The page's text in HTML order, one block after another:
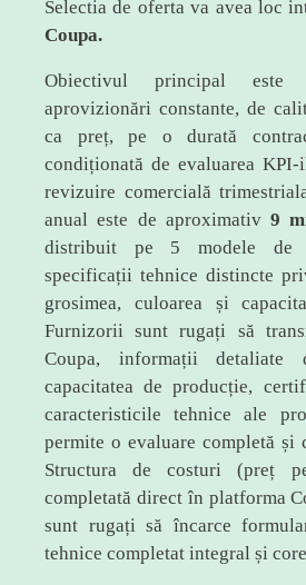
Selectia de oferta va avea loc
Coupa.
Obiectivul principal este
aprovizionări constante, de
ca preț, pe o durată
condiționată de evaluarea
revizuire comercială
anual este de aproximativ9
distribuit pe 5 modele de
specificații tehnice distincte
grosimea, culoarea și
Furnizorii sunt rugați să
Coupa, informații detaliate
capacitatea de producție,
caracteristicile tehnice ale
permite o evaluare completă și
Structura de costuri (preț
completată direct în platforma
sunt rugați să încarce
tehnice completat integral și